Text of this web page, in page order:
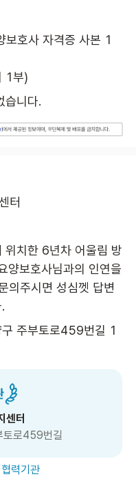
보호사 자격증 사본 1
1부)
습니다.
터
위치한 6년차 어울림 방
양보호사님과의 인연을
의주시면 성심껫 답변
구 주부토로459번길 1
센터
토로459번길
력기관